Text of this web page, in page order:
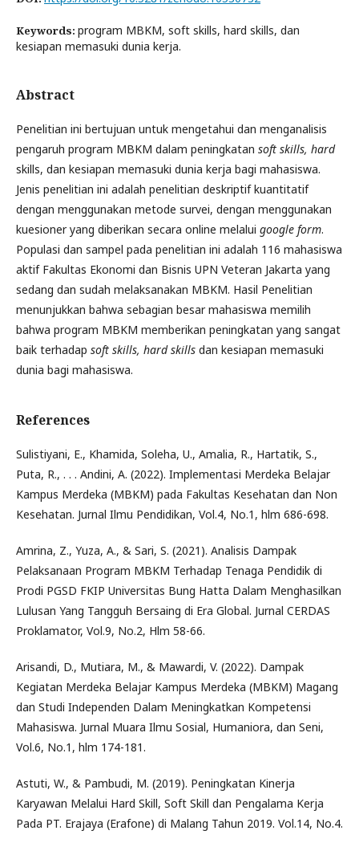
Keywords: program MBKM, soft skills, hard skills, dan
kesiapan memasuki dunia kerja.
Abstract
Penelitian ini bertujuan untuk mengetahui dan menganalisis
pengaruh program MBKM dalam peningkatan soft skills, hard
skills, dan kesiapan memasuki dunia kerja bagi mahasiswa.
Jenis penelitian ini adalah penelitian deskriptif kuantitatif
dengan menggunakan metode survei, dengan menggunakan
kuesioner yang diberikan secara online melalui google form.
Populasi dan sampel pada penelitian ini adalah 116 mahasiswa
aktif Fakultas Ekonomi dan Bisnis UPN Veteran Jakarta yang
sedang dan sudah melaksanakan MBKM. Hasil Penelitian
menunjukkan bahwa sebagian besar mahasiswa memilih
bahwa program MBKM memberikan peningkatan yang sangat
baik terhadap soft skills, hard skills dan kesiapan memasuki
dunia bagi mahasiswa.
References
Sulistiyani, E., Khamida, Soleha, U., Amalia, R., Hartatik, S.,
Puta, R., . . . Andini, A. (2022). Implementasi Merdeka Belajar
Kampus Merdeka (MBKM) pada Fakultas Kesehatan dan Non
Kesehatan. Jurnal Ilmu Pendidikan, Vol.4, No.1, hlm 686-698.
Amrina, Z., Yuza, A., & Sari, S. (2021). Analisis Dampak
Pelaksanaan Program MBKM Terhadap Tenaga Pendidik di
Prodi PGSD FKIP Universitas Bung Hatta Dalam Menghasilkan
Lulusan Yang Tangguh Bersaing di Era Global. Jurnal CERDAS
Proklamator, Vol.9, No.2, Hlm 58-66.
Arisandi, D., Mutiara, M., & Mawardi, V. (2022). Dampak
Kegiatan Merdeka Belajar Kampus Merdeka (MBKM) Magang
dan Studi Independen Dalam Meningkatkan Kompetensi
Mahasiswa. Jurnal Muara Ilmu Sosial, Humaniora, dan Seni,
Vol.6, No.1, hlm 174-181.
Astuti, W., & Pambudi, M. (2019). Peningkatan Kinerja
Karyawan Melalui Hard Skill, Soft Skill dan Pengalama Kerja
Pada PT. Erajaya (Erafone) di Malang Tahun 2019. Vol.14, No.4.